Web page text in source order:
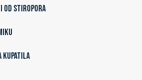
OD STIROPORA
KUPATILA